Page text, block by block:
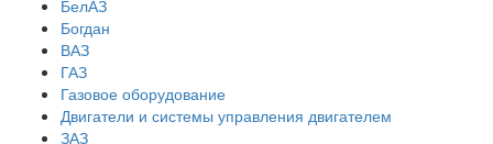
БелАЗ
Богдан
ВАЗ
ГАЗ
Газовое оборудование
Двигатели и системы управления двигателем
ЗАЗ